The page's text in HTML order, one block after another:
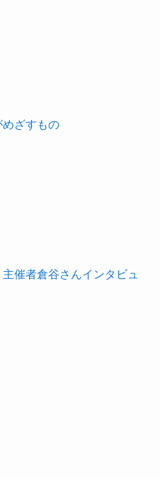
ざすもの
催者倉谷さんインタビュ